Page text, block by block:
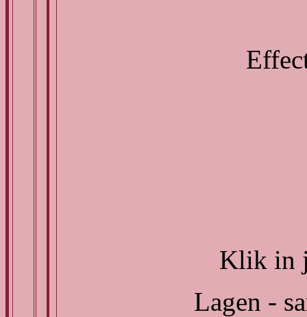
Klik in
Lagen -